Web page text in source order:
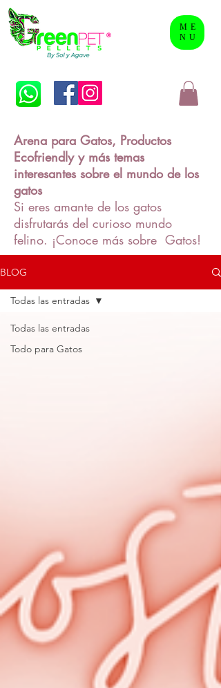
ME
NU
Arena para Gatos, Productos
Ecofriendly y más temas
interesantes sobre el mundo de los
gatos
Si eres amante de los gatos
disfrutarás del curioso mundo
felino. ¡Conoce más sobre Gatos!
BLOG
Todas las entradas
Todo para Gatos
Todas las entradas